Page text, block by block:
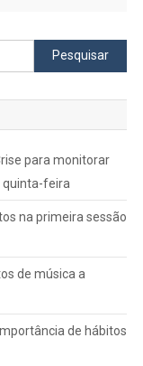
Pesquisar
por:
para monitorar
quinta-feira
na primeira sessão
de música a
de hábitos